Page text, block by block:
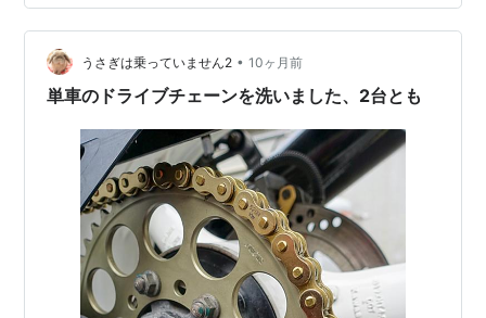
ド 全2巻完結(文庫版)(集英社文庫) [マーケットプレイス
コミックセット] 作者:紡木 たく 集英社 Amazon その単
車は、18歳の時に購入して仲良くしていた後輩に、あげ
ました。 自分はアルバイトをしていましたけど、後輩…
うさぎは乗っていません2 • 10ヶ月前
単車のドライブチェーンを洗いました、2台とも